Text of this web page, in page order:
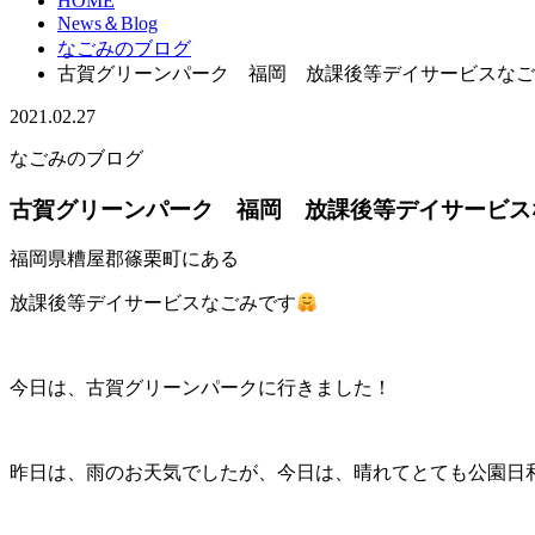
News＆Blog
なごみのブログ
古賀グリーンパーク 福岡 放課後等デイサービスな
2021.02.27
なごみのブログ
古賀グリーンパーク 福岡 放課後等デイサービス
福岡県糟屋郡篠栗町にある
放課後等デイサービスなごみです
今日は、古賀グリーンパークに行きました！
昨日は、雨のお天気でしたが、今日は、晴れてとても公園日